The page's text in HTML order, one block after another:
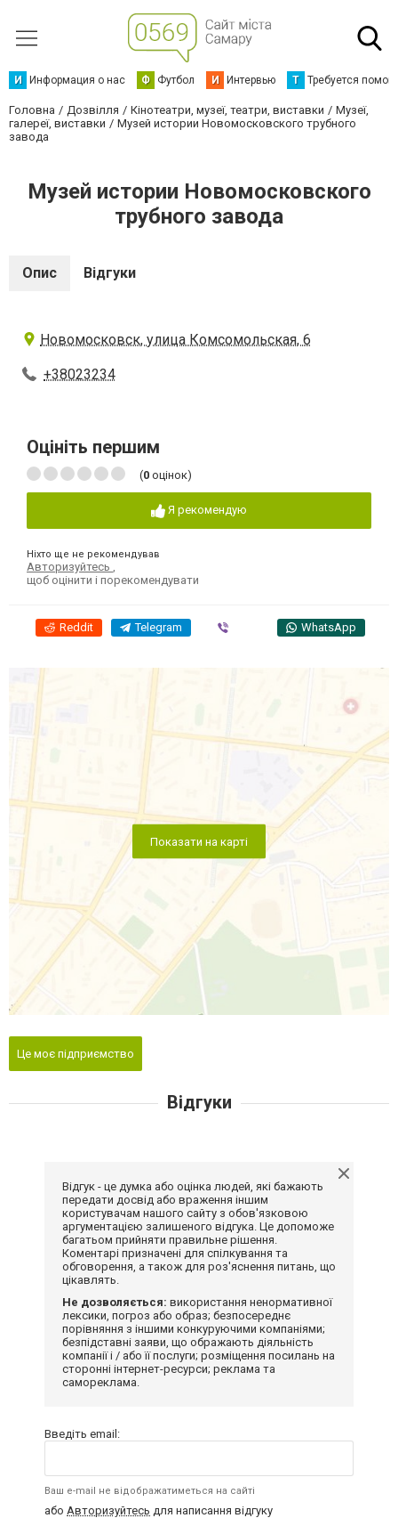
И Информация о нас Ф Футбол И Интервью Т Требуется
Головна Дозвілля Кінотеатри, музеї, театри, виставки
Музеї,
галереї, виставки
Музей истории Новомосковского трубного
завода
Музей истории Новомосковского
трубного завода
Опис Відгуки
Новомосковск, улица Комсомольская, 6
+38023234
Оцініть першим
(0 оцінок)
Я рекомендую
Ніхто ще не рекомендував
Авторизуйтесь
щоб оцінити і порекомендувати
Reddit Telegram WhatsApp
Показати на карті
Це моє підприємство
Відгуки
Відгук - це думка або оцінка людей, які бажають
передати досвід або враження іншим
користувачам нашого сайту з обов'язковою
аргументацією залишеного відгука. Це допоможе
багатьом прийняти правильне рішення.
Коментарі призначені для спілкування та
обговорення, а також для роз'яснення питань, що
цікавлять.
Не дозволяється: використання ненормативної
лексики, погроз або образ; безпосереднє
порівняння з іншими конкуруючими компаніями;
безпідставні заяви, що ображають діяльність
компанії і / або її послуги; розміщення посилань на
сторонні інтернет-ресурси; реклама та
самореклама.
Введіть email:
Ваш e-mail не відображатиметься на сайті
або Авторизуйтесь для написання відгуку